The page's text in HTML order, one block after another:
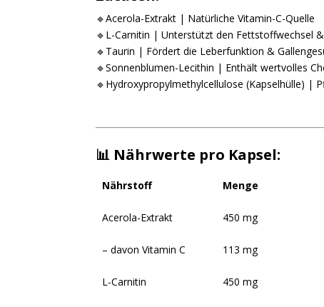
🔹Acerola-Extrakt | Natürliche Vitamin-C-Quelle
🔹L-Carnitin | Unterstützt den Fettstoffwechsel
🔹Taurin | Fördert die Leberfunktion &
🔹Sonnenblumen-Lecithin | Enthält wertvolles
🔹Hydroxypropylmethylcellulose (Kapselhülle) |
📊 Nährwerte pro Kapsel:
Nährstoff Menge
Acerola-Extrakt 450 mg
– davon Vitamin C 113 mg
L-Carnitin 450 mg